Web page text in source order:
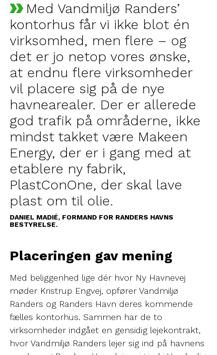
Med Vandmiljø Randers’
kontorhus får vi ikke blot én
virksomhed, men flere – og
det er jo netop vores ønske,
at endnu flere virksomheder
vil placere sig på de nye
havnearealer. Der er allerede
god trafik på områderne, ikke
mindst takket være Makeen
Energy, der er i gang med at
etablere ny fabrik,
PlastConOne, der skal lave
plast om til olie.
DANIEL MADIÉ, FORMAND FOR RANDERS HAVNS
BESTYRELSE.
Placeringen gav mening
Med beliggenhed lige dér hvor Ny Havnevej
møder Kristrup Engvej, opfører Vandmiljø
Randers og Randers Havn deres kommende
fælles kontorhus. Sammen har de to
virksomheder indgået en gensidig lejekontrakt,
hvor Vandmiljø Randers lejer sig ind på havnens